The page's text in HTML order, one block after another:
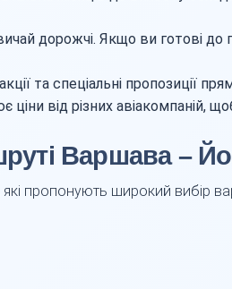
дорожчі. Якщо ви готові
та спеціальні пропозиції
від різних авіакомпаній,
Варшава –
пропонують широкий вибір